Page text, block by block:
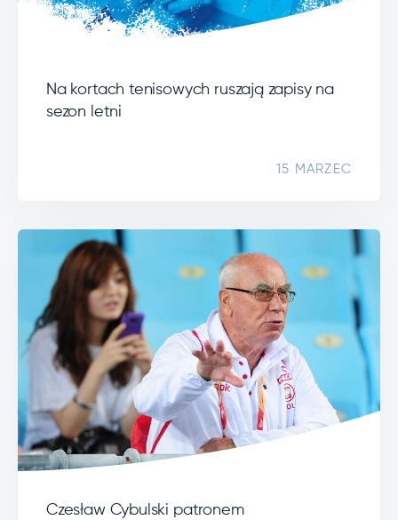
Na kortach tenisowych ruszają zapisy na
sezon letni
15 MARZEC
Czesław Cybulski patronem